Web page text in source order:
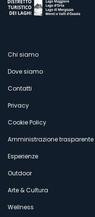
Menù
secondario
Chi siamo
Dove siamo
Contatti
Privacy
Cookie Policy
Amministrazione trasparente
Esperienze
Outdoor
Arte & Cultura
Wellness